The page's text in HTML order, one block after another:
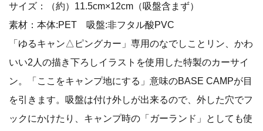
サイズ：（約）11.5cm×12cm（吸盤含まず）
素材：本体:PET 吸盤:非フタル酸PVC
「ゆるキャン△ピングカー」専用のなでしことリン、かわ
いい2人の描き下ろしイラストを使用した特製のカーサイ
ン。「ここをキャンプ地にする」意味のBASE CAMPが目
を引きます。吸盤は付け外しが出来るので、外した穴でフ
ックにかけたり、キャンプ時の「ガーランド」としても使